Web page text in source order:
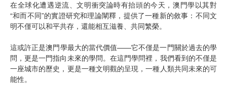
在全球化遭遇逆流、文明衝突論時有抬頭的今天，澳門學以其對
“和而不同”的實證研究和理論闡釋，提供了一種新的敘事：不同文
明不僅可以和平共存，還能相互滋養、共同繁榮。
這或許正是澳門學最大的當代價值——它不僅是一門關於過去的學
問，更是一門指向未來的學問。在這門學問裡，我們看到的不僅是
一座城市的歷史，更是一種文明觀的呈現，一種人類共同未來的可
能性。